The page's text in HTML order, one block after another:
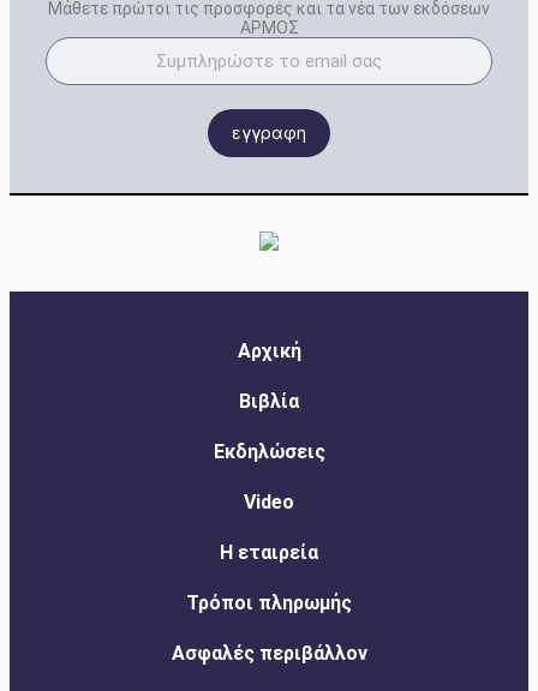
Μάθετε πρώτοι τις προσφορές και τα νέα των εκδόσεων
ΑΡΜΟΣ
εγγραφη
Αρχική
Βιβλία
Εκδηλώσεις
Video
Η εταιρεία
Τρόποι πληρωμής
Ασφαλές περιβάλλον